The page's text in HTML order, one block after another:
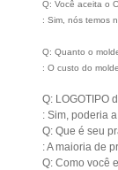
Q: Você aceita o
: Sim, nós temos
Q: Quanto o
: O custo do
Q: LOGOTIPO
: Sim, poderia
Q: Que é seu
: A maioria de
Q: Como você